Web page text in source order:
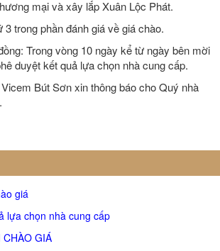
mại và xây lắp Xuân Lộc Phát.
3 trong phần đánh giá về giá chào.
Trong vòng 10 ngày kể từ ngày bên mời
duyệt kết quả lựa chọn nhà cung cấp.
Bút Sơn xin thông báo cho Quý nhà
giá
lựa chọn nhà cung cấp
GIÁ